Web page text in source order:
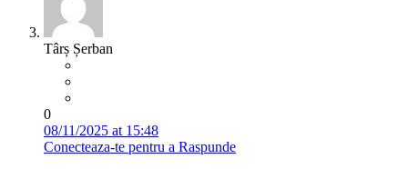
Târș Șerban
0
08/11/2025 at 15:48
Conecteaza-te pentru a Raspunde